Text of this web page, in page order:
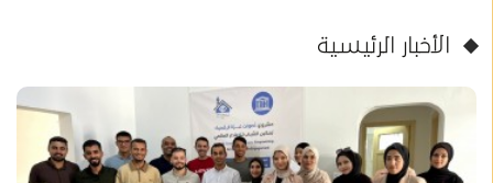
الأخبار الرئيسية